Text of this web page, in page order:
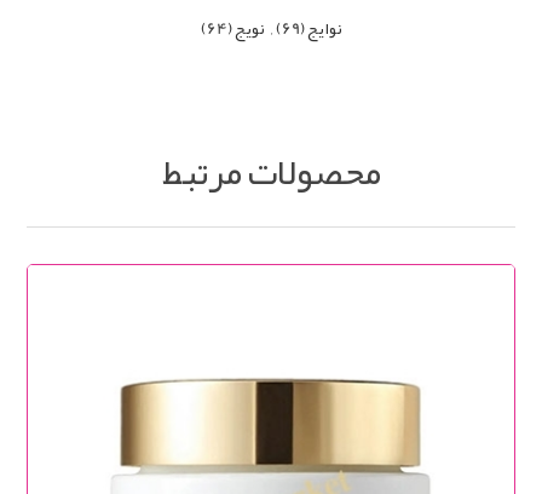
نوایج(69)
, نویج(64)
محصولات مرتبط